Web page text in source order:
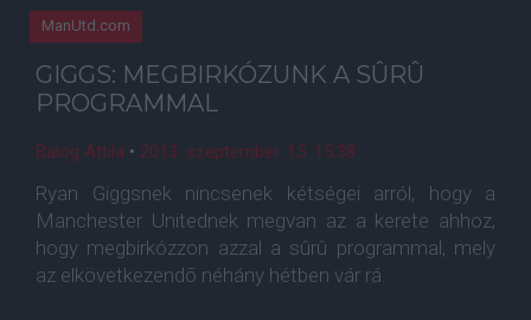
ManUtd.com
GIGGS: MEGBIRKÓZUNK A SÛRÛ
PROGRAMMAL
Balog Attila • 2013. szeptember. 15. 15:38
Ryan Giggsnek nincsenek kétségei arról, hogy a
Manchester Unitednek megvan az a kerete ahhoz,
hogy megbirkózzon azzal a sûrû programmal, mely
az elkövetkezendõ néhány hétben vár rá.